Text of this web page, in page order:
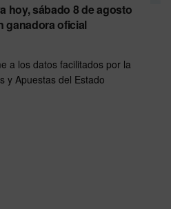
hoy, sábado 8 de agosto
ganadora oficial
a los datos facilitados por la
y Apuestas del Estado